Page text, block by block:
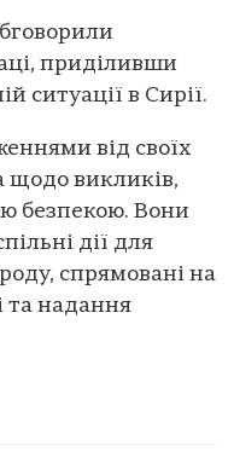
приділивши
ситуації в Сирії.
від своїх
щодо викликів,
безпекою. Вони
дії для
спрямовані на
та надання